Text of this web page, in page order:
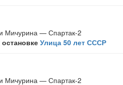
Мичурина — Спартак-2
Улица 50 лет СССР
Мичурина — Спартак-2